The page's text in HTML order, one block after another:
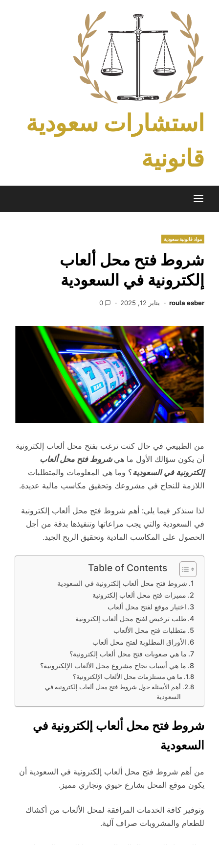
content
استشارات سعودية
قانونية
مواد قانونية سعودية
شروط فتح محل ألعاب
إلكترونية في السعودية
roula esber يناير 12, 2025 0
من الطبيعي في حال كنت ترغب بفتح محل ألعاب إلكترونية
أن يكون سؤالك الأول ما هي شروط فتح محل ألعاب
إلكترونية في السعودية؟ وما هي المعلومات والمتطلبات
اللازمة للنجاح في مشروعك وتحقيق مكاسب مالية عديدة.
لذا سنذكر فيما يلي: أهم شروط فتح محل ألعاب إلكترونية
في السعودية والتي يجب مراعاتها وتنفيذها بدقة من أجل
الحصول على المكاسب المادية وتحقيق الربح الجيد.
Table of Contents
شروط فتح محل ألعاب إلكترونية في السعودية
مميزات فتح محل ألعاب إلكترونية
اختيار موقع لفتح محل ألعاب
طلب ترخيص لفتح محل ألعاب إلكترونية
متطلبات فتح محل الألعاب
الأوراق المطلوبة لفتح محل ألعاب
ما هي صعوبات فتح محل ألعاب إلكترونية؟
ما هي أسباب نجاح مشروع محل الألعاب الإلكترونية؟
ما هي مستلزمات محل الألعاب الإلكترونية؟
أهم الأسئلة حول شروط فتح محل ألعاب إلكترونية في
السعودية
شروط فتح محل ألعاب إلكترونية في
السعودية
من أهم شروط فتح محل ألعاب إلكترونية في السعودية أن
يكون موقع المحل بشارع حيوي وتجاري مميز.
وتوفير كافة الخدمات المرافقة لمحل الألعاب من أكشاك
للطعام والمشروبات صراف آلية.